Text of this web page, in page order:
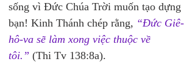
sống vì Đức Chúa Trời muốn tạo dựng
bạn! Kinh Thánh chép rằng, “Đức Giê-
hô-va sẽ làm xong việc thuộc về
tôi.” (Thi Tv 138:8a).